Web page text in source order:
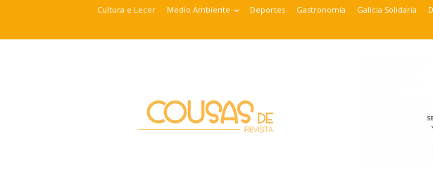
Cultura e Lecer Medio Ambiente Deportes Gastronomía Galicia Solidaria